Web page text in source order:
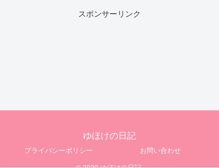
スポンサーリンク
ゆほけの日記
プライバシーポリシー
お問い合わせ